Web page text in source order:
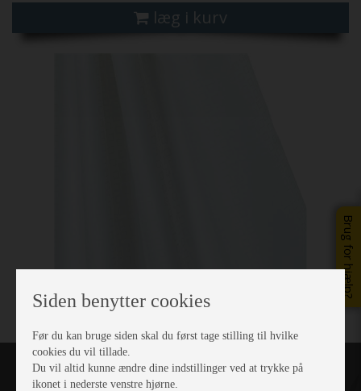
Brug for hjælp?
læg i kurv
Siden benytter cookies
Før du kan bruge siden skal du først tage stilling til hvilke
cookies du vil tillade.
Du vil altid kunne ændre dine indstillinger ved at trykke på
ikonet i nederste venstre hjørne.